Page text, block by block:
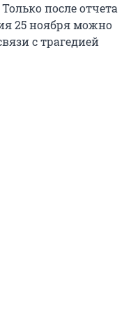
после отчета
25 ноября можно
с трагедией